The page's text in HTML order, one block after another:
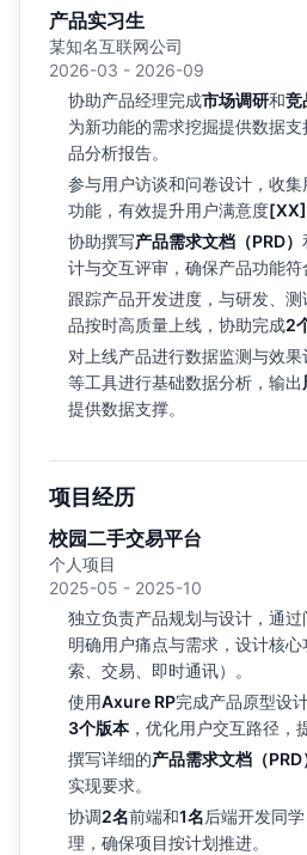
产品实习生
某知名互联网公司
2026-03 - 2026-09
协助产品经理完成市场调研和竞
为新功能的需求挖掘提供数据
品分析报告。
参与用户访谈和问卷设计，收
功能，有效提升用户满意度
协助撰写产品需求文档（PRD）
计与交互评审，确保产品功能符
跟踪产品开发进度，与研发、
品按时高质量上线，协助完成2
对上线产品进行数据监测与效果
等工具进行基础数据分析，输出
提供数据支撑。
项目经历
校园二手交易平台
个人项目
2025-05 - 2025-10
独立负责产品规划与设计，通过
明确用户痛点与需求，设计核
索、交易、即时通讯）。
使用Axure RP完成产品原型设
3个版本，优化用户交互路径，
撰写详细的产品需求文档（PRD
实现要求。
协调2名前端和1名后端开发同
理，确保项目按计划推进。